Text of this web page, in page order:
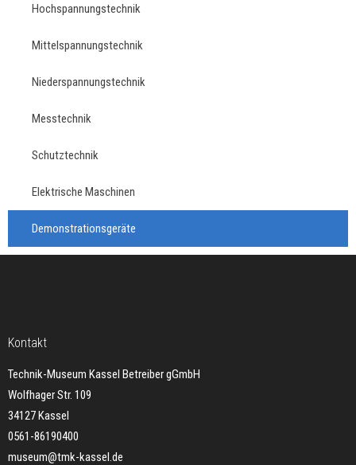
Hochspannungstechnik
Mittelspannungstechnik
Niederspannungstechnik
Messtechnik
Schutztechnik
Elektrische Maschinen
Demonstrationsgeräte
Kontakt
Technik-Museum Kassel Betreiber gGmbH
Wolfhager Str. 109
34127 Kassel
0561-86190400
museum@tmk-kassel.de